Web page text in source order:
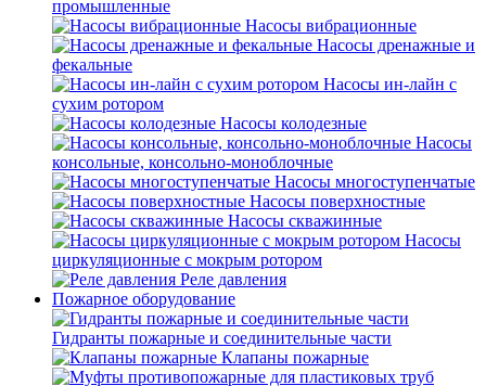
промышленные
Насосы вибрационные
Насосы дренажные и
фекальные
Насосы ин-лайн с
сухим ротором
Насосы колодезные
Насосы
консольные, консольно-моноблочные
Насосы многоступенчатые
Насосы поверхностные
Насосы скважинные
Насосы
циркуляционные с мокрым ротором
Реле давления
Пожарное оборудование
Гидранты пожарные и соединительные части
Клапаны пожарные